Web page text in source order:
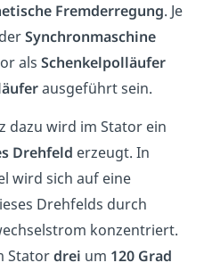
Fremderregung. Je
Synchronmaschine
alsSchenkelpolläufer
ausgeführt sein.
dazu wird im Stator ein
Drehfeld erzeugt. In
wird sich auf eine
Drehfelds durch
konzentriert.
Statordrei um 120 Grad